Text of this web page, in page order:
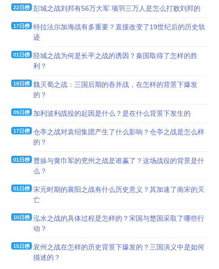
22日榜 彭城之战刘邦有56万大军 项羽三万人是怎么打败刘邦的
17日榜 特拉法尔加海战有多重要？直接改变了19世纪后的历史轨
迹
01日榜
陉城之战为何是长平之战的诱因？秦国取得了怎样的胜
利？
18日榜 魏灭蜀之战：三国后期的吞并战，在怎样的背景下爆发
的？
09日榜 加利波利战役的起因是什么？是在什么背景下发生的
17日榜 仓亭之战对袁绍集团产生了什么影响？仓亭之战是怎么样
的？
01日榜 曹操与黄巾军的兖州之战是谁赢了？这场战役的背景是什
么？
01日榜 宋元时期的襄阳之战有什么历史意义？其加速了南宋的灭
亡
10日榜 泓水之战的具体过程是怎样的？宋国与楚国采取了哪些行
动？
15日榜 衮州之战在怎样的历史背景下爆发的？三国演义中是如何
描述的？